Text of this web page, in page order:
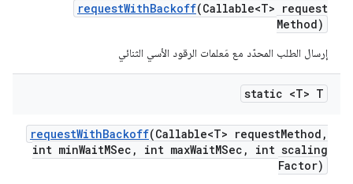
requestWithBackoff(Callable<T> request
Method)
إرسال الطلب المحدّد مع مَعلمات الرقود الأسي الثنائي
static <T> T
requestWithBackoff(Callable<T> requestMethod ,
int minWaitMSec , int maxWaitMSec ,
int scaling
Factor)